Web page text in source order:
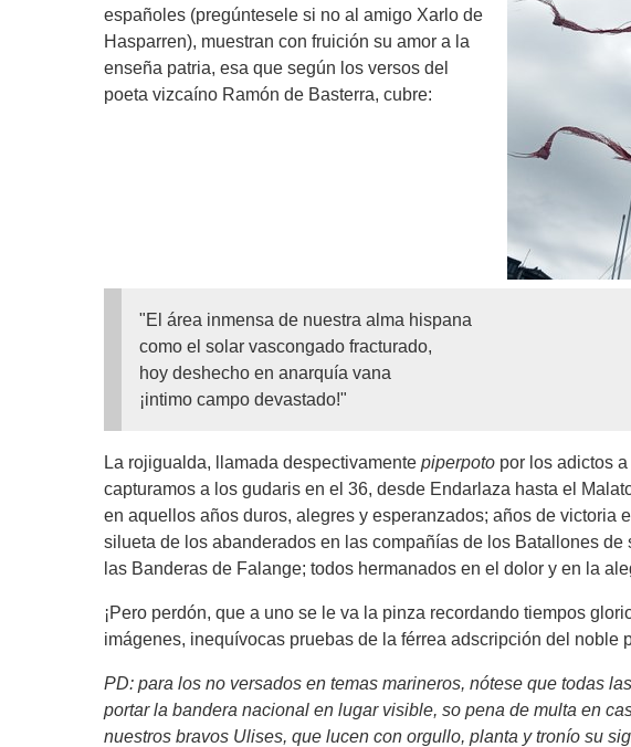
españoles (pregúntesele si no al amigo Xarlo de
Hasparren), muestran con fruición su amor a la
enseña patria, esa que según los versos del
poeta vizcaíno Ramón de Basterra, cubre:
"El área inmensa de nuestra alma hispana
como el solar vascongado fracturado,
hoy deshecho en anarquía vana
¡intimo campo devastado!"
La rojigualda, llamada despectivamente piperpotopor los adictos a
capturamos a los gudaris en el 36, desde Endarlaza hasta el
en aquellos años duros, alegres y esperanzados; años de victoria
silueta de los abanderados en las compañías de los Batallones
las Banderas de Falange; todos hermanados en el dolor y en la
¡Pero perdón, que a uno se le va la pinza recordando tiempos
imágenes, inequívocas pruebas de la férrea adscripción del noble
PD: para los no versados en temas marineros, nótese que todas
portar la bandera nacional en lugar visible, so pena de multa en
nuestros bravos Ulises, que lucen con orgullo, planta y tronío su